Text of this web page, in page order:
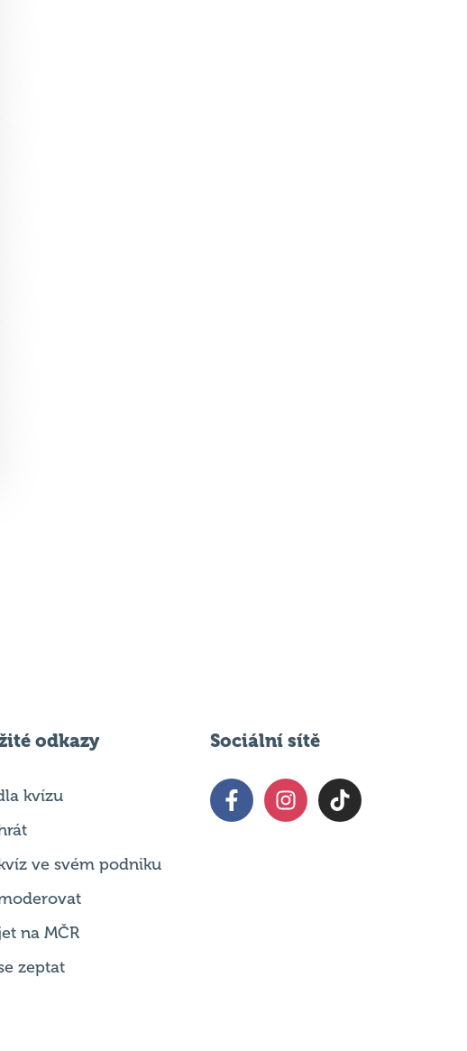
kvízu
ve svém podniku
na MČR
zeptat